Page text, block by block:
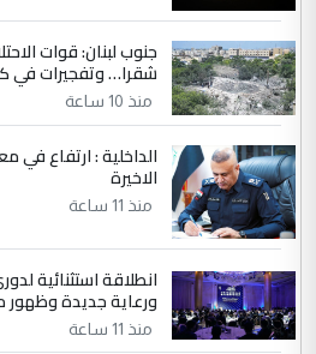
سردار
التعليق : واحد من عصابة
جنسية الرافد الثالث
ابا فرات ...
الموضوع :
الجواهري يرد على
مضجعيك يابن الزنا (نص كامل)
سردار
التعليق : واحد من عصابة
جنسية الرافد الثالث
جنوب لبنان: قوات
شقرا… وتفجيرات في
منذ 10 ساعة
الداخلية : ارتفاع في
الاخيرة
منذ 11 ساعة
انطلاقة استثنائية
ورعاية جديدة وظهور
منذ 11 ساعة